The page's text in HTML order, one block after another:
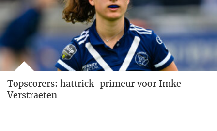
Topscorers: hattrick-primeur voor Imke
Verstraeten